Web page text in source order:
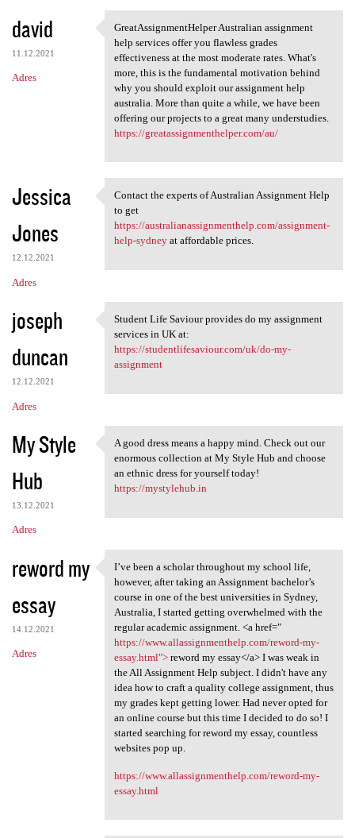
K
o
m
e
z
e
david
11.12.2021
Adres
GreatAssignmentHelper
GreatAssignmentHelper Australian assignment
help services offer you flawless grades
effectiveness at the most moderate rates. What's
more, this is the fundamental motivation behind
why you should exploit our assignment help
australia. More than quite a while, we have been
offering our projects to a great many understudies.
https://greatassignmenthelper.com/au/
Jessica
Jones
12.12.2021
Adres
Contact the experts of
Contact the experts of Australian Assignment Help
to get
https://australianassignmenthelp.com/assignment-
help-sydneyat affordable prices.
joseph
duncan
12.12.2021
Adres
Student Life Saviour provides
Student Life Saviour provides do my assignment
services in UK at:
https://studentlifesaviour.com/uk/do-my-
assignment
My Style
Hub
13.12.2021
Adres
A good dress means a happy
A good dress means a happy mind. Check out our
enormous collection at My Style Hub and choose
an ethnic dress for yourself today!
https://mystylehub.in
reword my
essay
14.12.2021
Adres
I’ve been a scholar
I’ve been a scholar throughout my school life,
however, after taking an Assignment bachelor’s
course in one of the best universities in Sydney,
Australia, I started getting overwhelmed with the
regular academic assignment. <a href="
https://www.allassignmenthelp.com/reword-my-
essay.html">reword my essay</a> I was weak in
the All Assignment Help subject. I didn't have any
idea how to craft a quality college assignment, thus
my grades kept getting lower. Had never opted for
an online course but this time I decided to do so! I
started searching for reword my essay, countless
websites pop up.
https://www.allassignmenthelp.com/reword-my-
essay.html